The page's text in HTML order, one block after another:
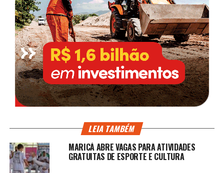
LEIA TAMBÉM
MARICÁ ABRE VAGAS PARA ATIVIDADES
GRATUITAS DE ESPORTE E CULTURA